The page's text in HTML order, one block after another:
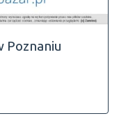
Poznaniu